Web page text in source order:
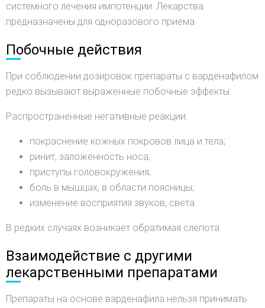
системного лечения импотенции. Лекарства
предназначены для одноразового приема.
Побочные действия
При соблюдении дозировок препараты с варденафилом
редко вызывают выраженные побочные эффекты
Распространенные негативные реакции:
покраснение кожных покровов лица и тела;
ринит, заложенность носа;
приступы головокружения;
боль в мышцах, в области поясницы;
изменение восприятия звуков, света.
В редких случаях возникает обратимая слепота.
Взаимодействие с другими
лекарственными препаратами
Препараты на основе варденафила нельзя принимать